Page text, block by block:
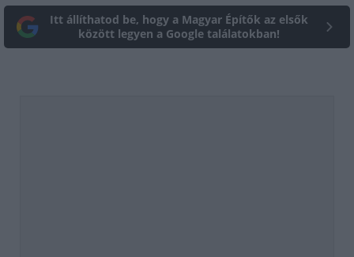
Itt állíthatod be, hogy a Magyar Építők az elsők
között legyen a Google találatokban!